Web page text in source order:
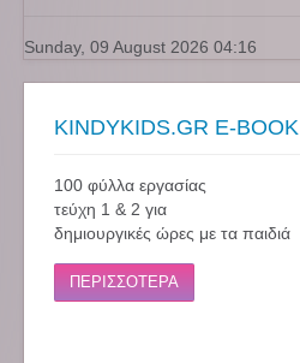
Sunday, 09 August 2026 04:16
KINDYKIDS.GR E-BOOK
100 φύλλα εργασίας
τεύχη 1 & 2 για
δημιουργικές ώρες με τα παιδιά
ΠΕΡΙΣΣΟΤΕΡΑ